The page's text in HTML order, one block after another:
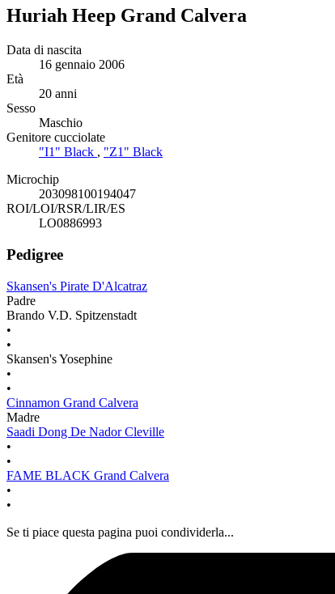
Huriah Heep Grand Calvera
Data di nascita
16 gennaio 2006
Età
20 anni
Sesso
Maschio
Genitore cucciolate
"I1" Black , "Z1" Black
Microchip
203098100194047
ROI/LOI/RSR/LIR/ES
LO0886993
Pedigree
Skansen's Pirate D'Alcatraz
Padre
Brando V.D. Spitzenstadt
•
•
Skansen's Yosephine
•
•
Cinnamon Grand Calvera
Madre
Saadi Dong De Nador Cleville
•
•
FAME BLACK Grand Calvera
•
•
Se ti piace questa pagina puoi condividerla...